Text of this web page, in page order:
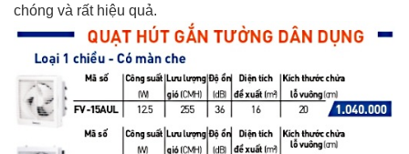
chóng và rất hiệu quả.